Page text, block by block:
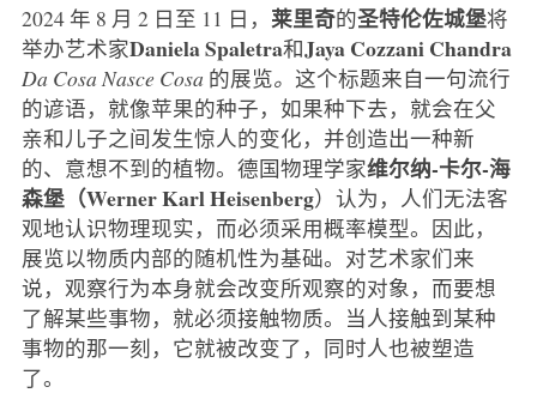
2024 年 8 月 2 日至 11 日， 莱里奇的圣特伦佐城堡将
举办艺术家Daniela Spaletra和Jaya Cozzani Chandra
Da Cosa Nasce Cosa 的展览。 这个标题来自一句流行
的谚语，就像苹果的种子，如果种下去，就会在父
亲和儿子之间发生惊人的变化，并创造出一种新
的、意想不到的植物。德国物理学家维尔纳-卡尔-海
森堡（Werner Karl Heisenberg）认为，人们无法客
观地认识物理现实，而必须采用概率模型。因此，
展览以物质内部的随机性为基础。对艺术家们来
说，观察行为本身就会改变所观察的对象，而要想
了解某些事物，就必须接触物质。当人接触到某种
事物的那一刻，它就被改变了，同时人也被塑造
了。